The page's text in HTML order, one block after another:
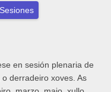
en sesión plenaria de
derradeiro xoves. As